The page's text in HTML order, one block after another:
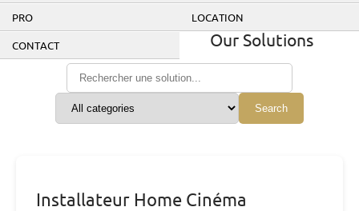
PRO LOCATION
CONTACT Our Solutions
Search
Installateur Home Cinéma